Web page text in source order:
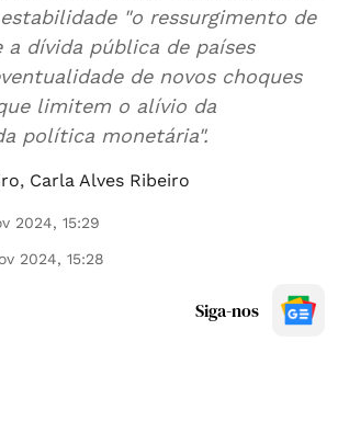
"o ressurgimento de
a dívida pública de países
de novos choques
limitem o alívio da
política monetária".
, Carla Alves Ribeiro
2024, 15:29
2024, 15:28
Siga-nos